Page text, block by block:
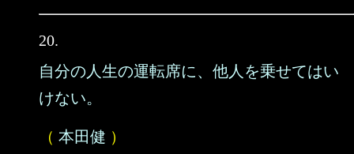
20.
自分の人生の運転席に、他人を乗せてはい
けない。
（ 本田健 ）